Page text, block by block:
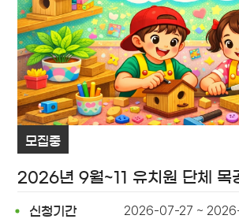
모집중
2026년 9월~11 유치원 단체 목
신청기간 2026-07-27 ~